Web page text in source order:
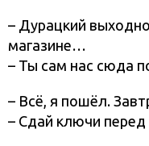
– Дурацкий
магазине…
– Ты сам нас сюда
– Всё, я пошёл.
– Сдай ключи перед